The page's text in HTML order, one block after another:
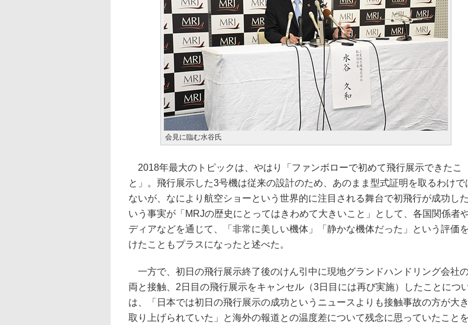
会見に臨む水谷氏
2018年最大のトピックは、やはり「ファンボローで初めて飛行展示できたこ
と」。飛行展示した3号機は従来の設計のため、あのまま型式証明を取るわけで
ないが、なにより航空ショーという世界的に注目される舞台で初飛行が成功し
いう事実が「MRJの歴史にとってはきわめて大きいこと」として、各国関係者
ディアなどを通じて、「非常に美しい機体」「静かな機体だった」という評価
けたこともプラスになったと述べた。
一方で、初日の飛行展示終了後のけん引中に現地グランドハンドリング会社
両と接触、2日目の飛行展示をキャンセル（3日目には再び実施）したことにつ
は、「日本では初日の飛行展示の成功というニュースよりも接触事故の方が大き
取り上げられていた」と海外の報道との温度差について残念に思っていたこと